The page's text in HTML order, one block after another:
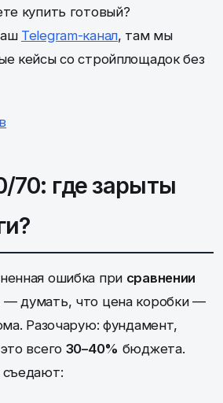
купить готовый?
Telegram-канал, там мы
кейсы со стройплощадок без
70: где зарыты
ошибка при сравнении
— думать, что цена коробки —
Разочарую: фундамент,
всего 30–40% бюджета.
съедают: